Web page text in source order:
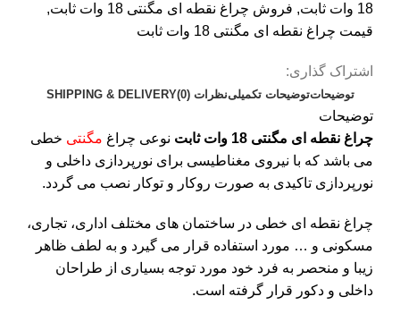
18 وات ثابت
, فروش چراغ نقطه ای مگنتی 18 وات ثابت
,
قیمت چراغ نقطه ای مگنتی 18 وات ثابت
اشتراک گذاری:
توضیحاتتوضیحات تکمیلینظرات (0) SHIPPING & DELIVERY
توضیحات
چراغ نقطه ای مگنتی 18 وات ثابت
نوعی چراغ مگنتی خطی
می باشد که با نیروی مغناطیسی برای نورپردازی داخلی و
نورپردازی تاکیدی به صورت روکار و توکار نصب می گردد.
چراغ نقطه ای خطی در ساختمان های مختلف اداری، تجاری،
مسکونی و … مورد استفاده قرار می گیرد و به لطف ظاهر
زیبا و منحصر به فرد خود مورد توجه بسیاری از طراحان
داخلی و دکور قرار گرفته است.